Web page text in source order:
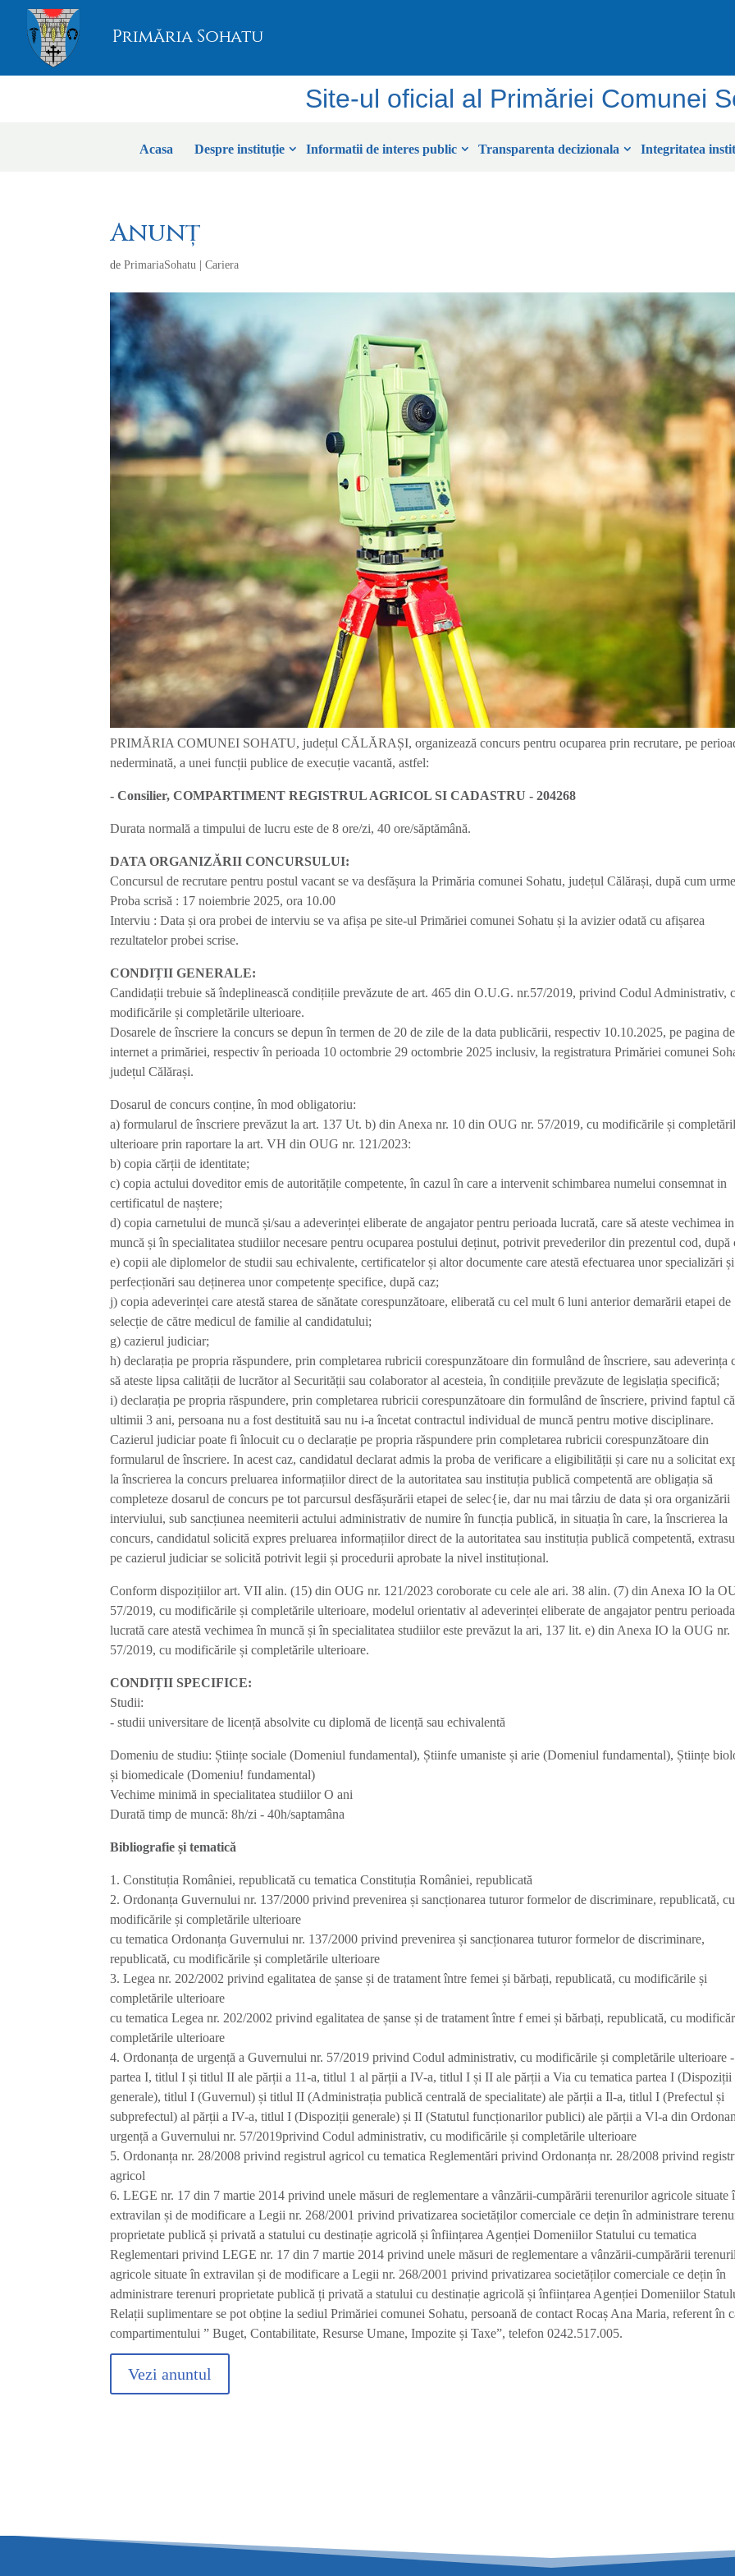
Site-ul oficial al Primăriei Comunei
Acasa Despre instituție Informatii de interes public Transparenta decizionala Integritatea
Anunț
dePrimariaSohatu |Cariera
PRIMĂRIA COMUNEI SOHATU, județul CĂLĂRAȘI, organizează concurs pentru ocuparea prin recrutare, pe
nederminată, a unei funcții publice de execuție vacantă, astfel:
- Consilier, COMPARTIMENT REGISTRUL AGRICOL SI CADASTRU - 204268
Durata normală a timpului de lucru este de 8 ore/zi, 40 ore/săptămână.
DATA ORGANIZĂRII CONCURSULUI:
Concursul de recrutare pentru postul vacant se va desfășura la Primăria comunei Sohatu, județul Călărași, după cum
Proba scrisă : 17 noiembrie 2025, ora 10.00
Interviu : Data și ora probei de interviu se va afișa pe site-ul Primăriei comunei Sohatu și la avizier odată cu afișarea
rezultatelor probei scrise.
CONDIȚII GENERALE:
Candidații trebuie să îndeplinească condițiile prevăzute de art. 465 din O.U.G. nr.57/2019, privind Codul Administrativ,
modificările și completările ulterioare.
Dosarele de înscriere la concurs se depun în termen de 20 de zile de la data publicării, respectiv 10.10.2025, pe pagina de
internet a primăriei, respectiv în perioada 10 octombrie 29 octombrie 2025 inclusiv, la registratura Primăriei comunei
județul Călărași.
Dosarul de concurs conține, în mod obligatoriu:
a) formularul de înscriere prevăzut la art. 137 Ut. b) din Anexa nr. 10 din OUG nr. 57/2019, cu modificările și
ulterioare prin raportare la art. VH din OUG nr. 121/2023:
b) copia cărții de identitate;
c) copia actului doveditor emis de autoritățile competente, în cazul în care a intervenit schimbarea numelui consemnat in
certificatul de naștere;
d) copia carnetului de muncă și/sau a adeverinței eliberate de angajator pentru perioada lucrată, care să ateste vechimea in
muncă și în specialitatea studiilor necesare pentru ocuparea postului deținut, potrivit prevederilor din prezentul cod, după
e) copii ale diplomelor de studii sau echivalente, certificatelor și altor documente care atestă efectuarea unor specializări și
perfecționări sau deținerea unor competențe specifice, după caz;
j) copia adeverinței care atestă starea de sănătate corespunzătoare, eliberată cu cel mult 6 luni anterior demarării etapei de
selecție de către medicul de familie al candidatului;
g) cazierul judiciar;
h) declarația pe propria răspundere, prin completarea rubricii corespunzătoare din formulând de înscriere, sau adeverința
să ateste lipsa calității de lucrător al Securității sau colaborator al acesteia, în condițiile prevăzute de legislația specifică;
i) declarația pe propria răspundere, prin completarea rubricii corespunzătoare din formulând de înscriere, privind faptul
ultimii 3 ani, persoana nu a fost destituită sau nu i-a încetat contractul individual de muncă pentru motive disciplinare.
Cazierul judiciar poate fi înlocuit cu o declarație pe propria răspundere prin completarea rubricii corespunzătoare din
formularul de înscriere. In acest caz, candidatul declarat admis la proba de verificare a eligibilității și care nu a solicitat
la înscrierea la concurs preluarea informațiilor direct de la autoritatea sau instituția publică competentă are obligația să
completeze dosarul de concurs pe tot parcursul desfășurării etapei de selec{ie, dar nu mai târziu de data și ora organizării
interviului, sub sancțiunea neemiterii actului administrativ de numire în funcția publică, in situația în care, la înscrierea la
concurs, candidatul solicită expres preluarea informațiilor direct de la autoritatea sau instituția publică competentă,
pe cazierul judiciar se solicită potrivit legii și procedurii aprobate la nivel instituțional.
Conform dispozițiilor art. VII alin. (15) din OUG nr. 121/2023 coroborate cu cele ale ari. 38 alin. (7) din Anexa IO la
57/2019, cu modificările și completările ulterioare, modelul orientativ al adeverinței eliberate de angajator pentru perioada
lucrată care atestă vechimea în muncă și în specialitatea studiilor este prevăzut la ari, 137 lit. e) din Anexa IO la OUG nr.
57/2019, cu modificările și completările ulterioare.
CONDIȚII SPECIFICE:
Studii:
- studii universitare de licență absolvite cu diplomă de licență sau echivalentă
Domeniu de studiu: Științe sociale (Domeniul fundamental), Știinfe umaniste și arie (Domeniul fundamental), Științe
și biomedicale (Domeniu! fundamental)
Vechime minimă in specialitatea studiilor O ani
Durată timp de muncă: 8h/zi - 40h/saptamâna
Bibliografie și tematică
1. Constituția României, republicată cu tematica Constituția României, republicată
2. Ordonanța Guvernului nr. 137/2000 privind prevenirea și sancționarea tuturor formelor de discriminare, republicată, cu
modificările și completările ulterioare
cu tematica Ordonanța Guvernului nr. 137/2000 privind prevenirea și sancționarea tuturor formelor de discriminare,
republicată, cu modificările și completările ulterioare
3. Legea nr. 202/2002 privind egalitatea de șanse și de tratament între femei și bărbați, republicată, cu modificările și
completările ulterioare
cu tematica Legea nr. 202/2002 privind egalitatea de șanse și de tratament între f emei și bărbați, republicată, cu
completările ulterioare
4. Ordonanța de urgență a Guvernului nr. 57/2019 privind Codul administrativ, cu modificările și completările ulterioare -
partea I, titlul I și titlul II ale părții a 11-a, titlul 1 al părții a IV-a, titlul I și II ale părții a Via cu tematica partea I (Dispoziții
generale), titlul I (Guvernul) și titlul II (Administrația publică centrală de specialitate) ale părții a Il-a, titlul I (Prefectul și
subprefectul) al părții a IV-a, titlul I (Dispoziții generale) și II (Statutul funcționarilor publici) ale părții a Vl-a din
urgență a Guvernului nr. 57/2019privind Codul administrativ, cu modificările și completările ulterioare
5. Ordonanța nr. 28/2008 privind registrul agricol cu tematica Reglementări privind Ordonanța nr. 28/2008 privind
agricol
6. LEGE nr. 17 din 7 martie 2014 privind unele măsuri de reglementare a vânzării-cumpărării terenurilor agricole situate
extravilan și de modificare a Legii nr. 268/2001 privind privatizarea societăților comerciale ce dețin în administrare
proprietate publică și privată a statului cu destinație agricolă și înființarea Agenției Domeniilor Statului cu tematica
Reglementari privind LEGE nr. 17 din 7 martie 2014 privind unele măsuri de reglementare a vânzării-cumpărării
agricole situate în extravilan și de modificare a Legii nr. 268/2001 privind privatizarea societăților comerciale ce dețin în
administrare terenuri proprietate publică ți privată a statului cu destinație agricolă și înființarea Agenției Domeniilor
Relații suplimentare se pot obține la sediul Primăriei comunei Sohatu, persoană de contact Rocaș Ana Maria, referent în
compartimentului ” Buget, Contabilitate, Resurse Umane, Impozite și Taxe”, telefon 0242.517.005.
Vezi anuntul